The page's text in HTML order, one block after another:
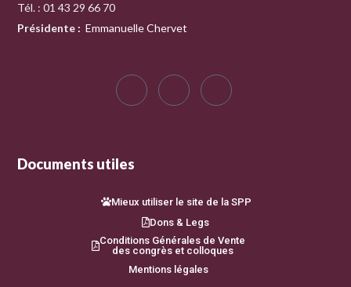
Tél. : 01 43 29 66 70
Présidente : Emmanuelle Chervet
Documents utiles
Mieux utiliser le site de la SPP
Dons & Legs
Conditions Générales de Vente
des congrès et colloques
Mentions légales